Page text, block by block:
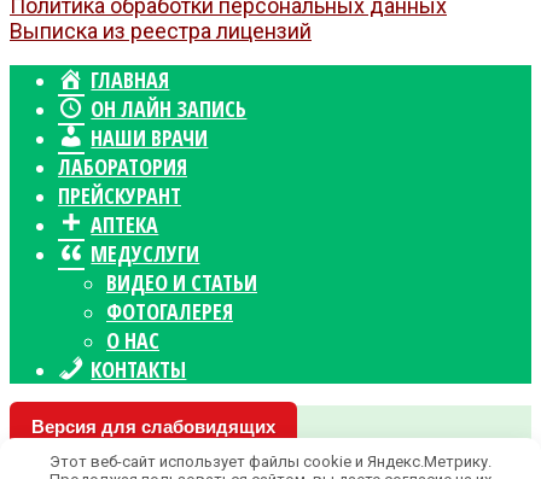
Политика обработки персональных данных
Выписка из реестра лицензий
ГЛАВНАЯ
ОН ЛАЙН ЗАПИСЬ
НАШИ ВРАЧИ
ЛАБОРАТОРИЯ
ПРЕЙСКУРАНТ
АПТЕКА
МЕДУСЛУГИ
ВИДЕО И СТАТЬИ
ФОТОГАЛЕРЕЯ
О НАС
КОНТАКТЫ
Версия для слабовидящих
© 2026 «Доктор М» Черкесск - Диагностический
Этот веб-сайт использует файлы cookie и Яндекс.Метрику.